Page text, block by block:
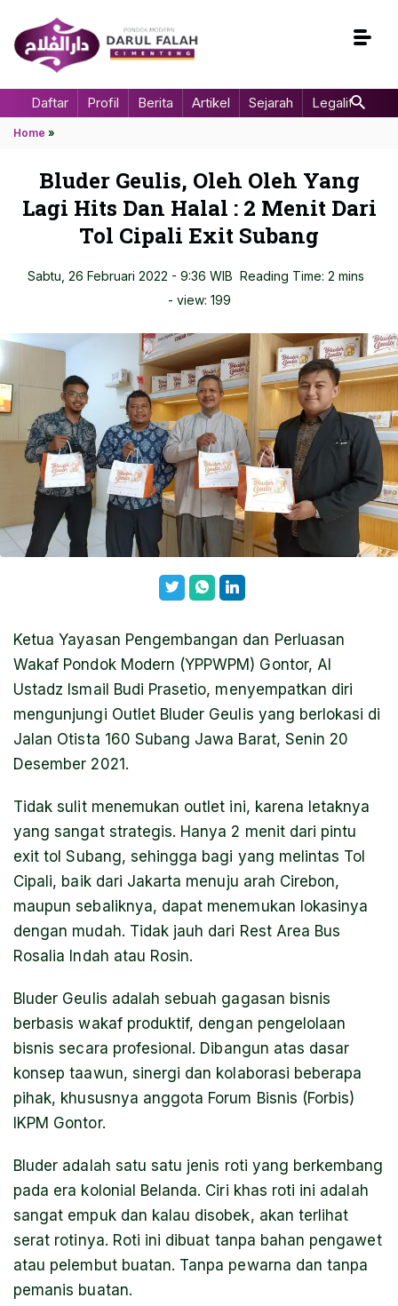
Daftar Profil Berita Artikel Sejarah Legalitas
Home »
Bluder Geulis, Oleh Oleh Yang
Lagi Hits Dan Halal : 2 Menit Dari
Tol Cipali Exit Subang
Sabtu, 26 Februari 2022 - 9:36 WIB Reading Time: 2 mins
- view: 199
Ketua Yayasan Pengembangan dan Perluasan
Wakaf Pondok Modern (YPPWPM) Gontor, Al
Ustadz Ismail Budi Prasetio, menyempatkan diri
mengunjungi Outlet Bluder Geulis yang berlokasi di
Jalan Otista 160 Subang Jawa Barat, Senin 20
Desember 2021.
Tidak sulit menemukan outlet ini, karena letaknya
yang sangat strategis. Hanya 2 menit dari pintu
exit tol Subang, sehingga bagi yang melintas Tol
Cipali, baik dari Jakarta menuju arah Cirebon,
maupun sebaliknya, dapat menemukan lokasinya
dengan mudah. Tidak jauh dari Rest Area Bus
Rosalia Indah atau Rosin.
Bluder Geulis adalah sebuah gagasan bisnis
berbasis wakaf produktif, dengan pengelolaan
bisnis secara profesional. Dibangun atas dasar
konsep taawun, sinergi dan kolaborasi beberapa
pihak, khususnya anggota Forum Bisnis (Forbis)
IKPM Gontor.
Bluder adalah satu satu jenis roti yang berkembang
pada era kolonial Belanda. Ciri khas roti ini adalah
sangat empuk dan kalau disobek, akan terlihat
serat rotinya. Roti ini dibuat tanpa bahan pengawet
atau pelembut buatan. Tanpa pewarna dan tanpa
pemanis buatan.